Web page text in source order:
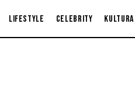
Lifestyle Celebrity Kultura